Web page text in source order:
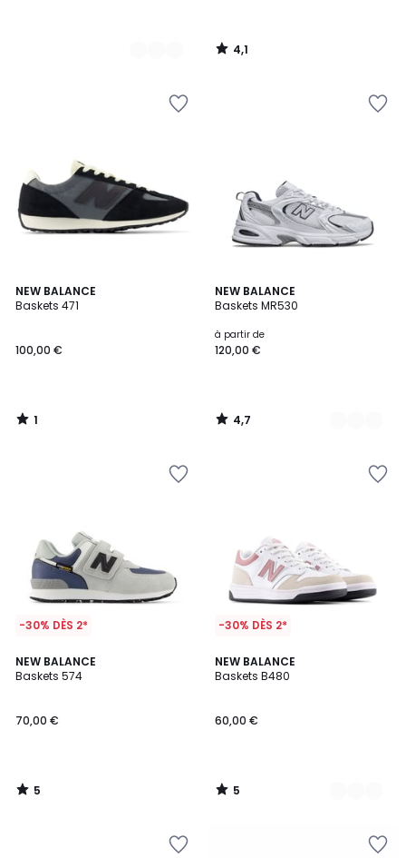
4,1
/
NEW BALANCE
Baskets 471
100,00 €
1
/
1
/
NEW BALANCE
Baskets MR530
à partir de
120,00 €
4,7
/ 5
2
Couleurs
4,7
/
-30% DÈS 2*
NEW BALANCE
Baskets 574
70,00 €
5
/
5
/
-30% DÈS 2*
NEW BALANCE
Baskets B480
60,00 €
5
/
2
Couleurs
5
/